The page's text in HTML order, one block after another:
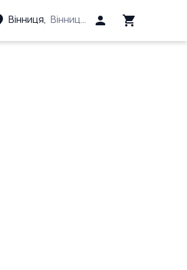
Вінниця, Вінницький район, Вінницька